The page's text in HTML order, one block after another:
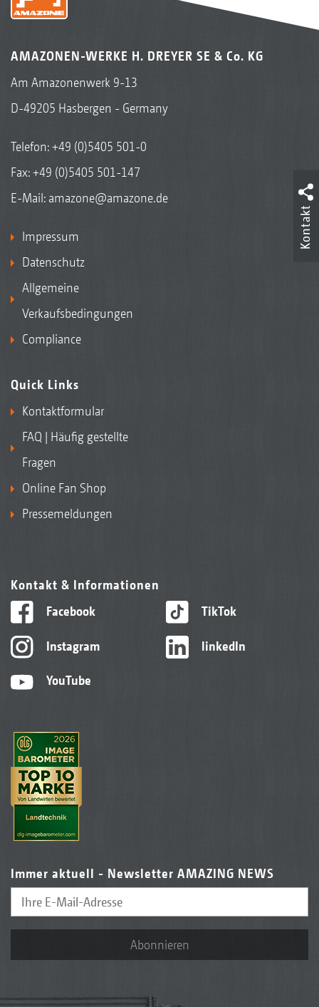
AMAZONEN-WERKE H. DREYER SE & Co. KG
Am Amazonenwerk 9-13
D-49205 Hasbergen - Germany
Telefon:+49 (0)5405 501-0
Fax: +49 (0)5405 501-147
E-Mail: amazone@amazone.de
Impressum
Datenschutz
Allgemeine
Verkaufsbedingungen
Compliance
Quick Links
Kontaktformular
FAQ | Häufig gestellte
Fragen
Online Fan Shop
Pressemeldungen
Kontakt & Informationen
Facebook
Instagram
YouTube
TikTok
linkedIn
Immer aktuell - Newsletter AMAZING NEWS
Abonnieren
Kontakt